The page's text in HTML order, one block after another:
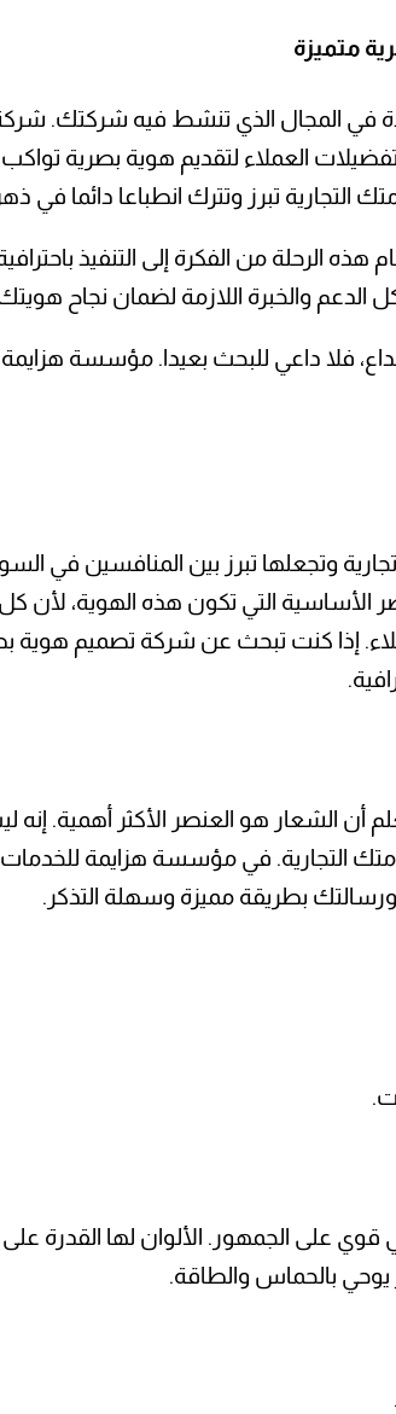
متميزة
في المجال الذي تنشط فيه شركتك.
العملاء لتقديم هوية بصرية
تبرز وتترك انطباعا دائما في
الرحلة من الفكرة إلى التنفيذ
والخبرة اللازمة لضمان نجاح
فلا داعي للبحث بعيدا. مؤسسة هزايمة
تجارية وتجعلها تبرز بين المنافسين في
الأساسية التي تكون هذه الهوية، لأن
إذا كنت تبحث عن شركة تصميم هوية
أن الشعار هو العنصر الأكثر أهمية.
التجارية. في مؤسسة هزايمة للخدمات
بطريقة مميزة وسهلة التذكر.
على الجمهور. الألوان لها القدرة على
يوحي بالحماس والطاقة.